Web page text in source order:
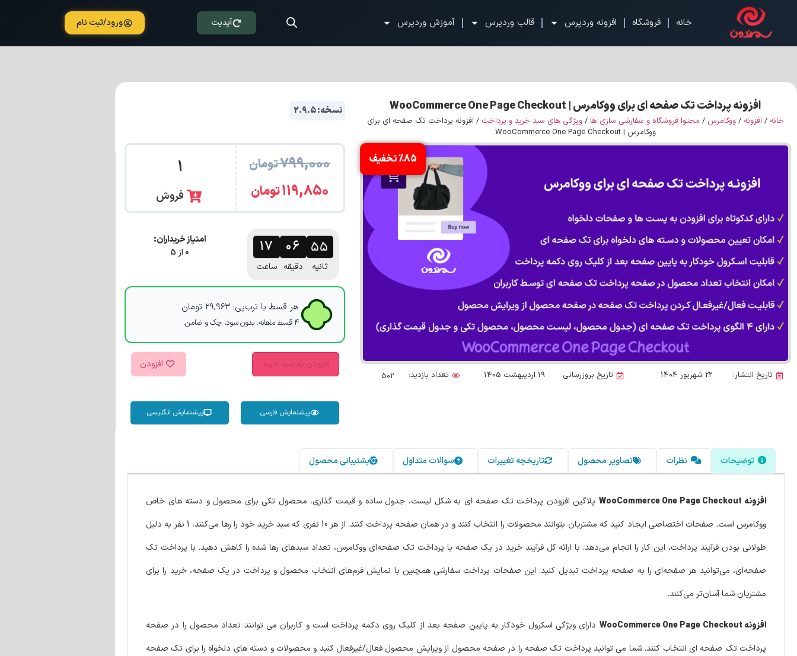
خانه فروشگاه افزونه وردپرس قالب وردپرس آموزش وردپرس آپدیت ورود/ثبت نام
افزونه پرداخت تک صفحه ای برای ووکامرس | WooCommerce One Page Checkout
خانه / افزونه /ووکامرس / محتوا فروشگاه و سفارشی سازی ها /ویژگی های سبد خرید و پرداخت / افزونه پرداخت تک صفحه ای برای
ووکامرس | WooCommerce One Page Checkout
نسخه: 2.9.5
%85 تخفیف
تاریخ انتشار: 22 شهریور 1404 تاریخ بروزرسانی: 19 اردیبهشت 1405 تعداد بازدید: 502
۷۹۹,۰۰۰تومان
۱۱۹,۸۵۰تومان
1
فروش
۱۷
ساعت
۰۶
دقیقه
۵۴
ثانیه
امتیاز خریداران:
0 از 5
هر قسط با ترب‌پی:۲۹,۹۶۳ تومان
۴ قسط ماهانه. بدون سود، چک و ضامن.
افزودن به سبد خرید افزودن
پیشنمایش فارسی پیشنمایش انگلیسی
توضیحات نظرات تصاویر محصول تاریخچه تغییرات سوالات متداول پشتیبانی محصول
افزونه WooCommerce One Page Checkout
پلاگین افزودن پرداخت تک صفحه ای به شکل لیست، جدول ساده و قیمت گذاری، محصول تکی برای محصول و دسته های خاص
ووکامرس است. صفحات اختصاصی ایجاد کنید که مشتریان بتوانند محصولات را انتخاب کنند و در همان صفحه پرداخت کنند. از هر 10 نفری که سبد خرید خود را رها می‌کنند، 1 نفر به دلیل
طولانی بودن فرآیند پرداخت، این کار را انجام می‌دهد. با ارائه کل فرآیند خرید در یک صفحه با پرداخت تک صفحه‌ای ووکامرس، تعداد سبدهای رها شده را کاهش دهید. با پرداخت تک
صفحه‌ای، می‌توانید هر صفحه‌ای را به صفحه پرداخت تبدیل کنید. این صفحات پرداخت سفارشی همچنین با نمایش فرم‌های انتخاب محصول و پرداخت در یک صفحه، خرید را برای
مشتریان شما آسان‌تر می‌کنند.
افزونه WooCommerce One Page Checkout
دارای ویژگی اسکرول خودکار به پایین صفحه بعد از کلیک روی دکمه پرداخت است و کاربران می توانند تعداد محصول را در صفحه
پرداخت تک صفحه ای انتخاب کنند. شما می توانید پرداخت تک صفحه را در صفحه محصول از ویرایش محصول فعال/غیرفعال کنید و محصولات و دسته های دلخواه را برای تک صفحه